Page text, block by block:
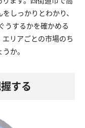
しっかりとわかり、
うするかを確かめる
リアごとの市場のち
か。
する